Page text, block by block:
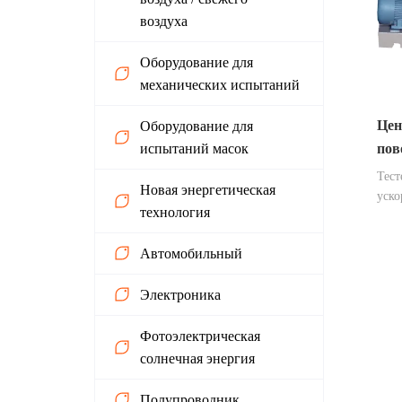
воздуха
Оборудование для
механических испытаний
Оборудование для
испытаний масок
Новая энергетическая
технология
Автомобильный
Электроника
Фотоэлектрическая
солнечная энергия